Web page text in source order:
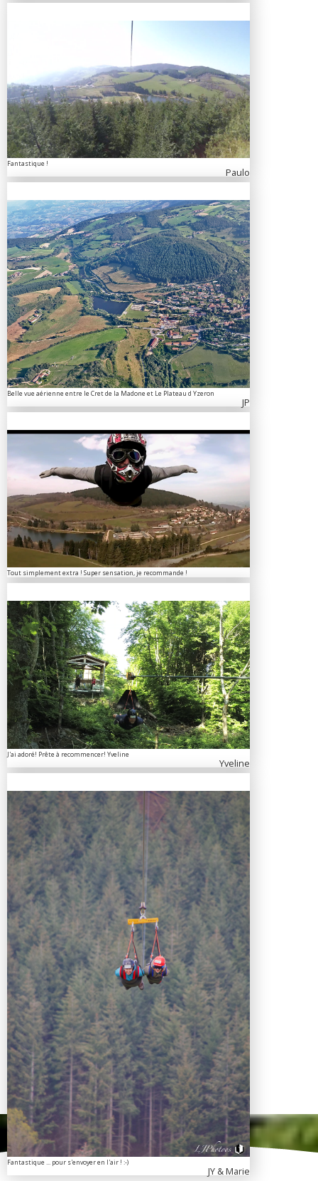
Fantastique !
Paulo
Belle vue aérienne entre le Cret de la Madone et Le Plateau d Yzeron
JP
Tout simplement extra ! Super sensation, je recommande !
J'ai adoré! Prête à recommencer! Yveline
Yveline
Fantastique ... pour s'envoyer en l'air ! :-)
JY & Marie